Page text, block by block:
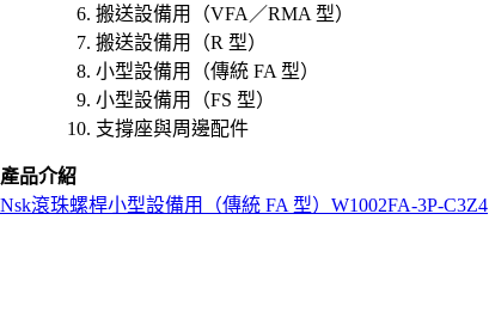
搬送設備用（VFA／RMA 型）
搬送設備用（R 型）
小型設備用（傳統 FA 型）
小型設備用（FS 型）
支撐座與周邊配件
產品介紹
Nsk滾珠螺桿小型設備用（傳統 FA 型） W1002FA-3P-C3Z4